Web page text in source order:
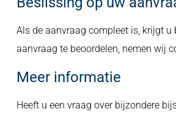
Als de aanvraag compleet is, krijgt
aanvraag te beoordelen, nemen wij
Meer informatie
Heeft u een vraag over bijzondere